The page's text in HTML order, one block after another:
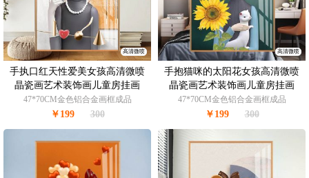
高清微喷
手执口红天性爱美女孩高清微喷
晶瓷画艺术装饰画儿童房挂画
47*70CM金色铝合金画框成品
￥199 300
高清微喷
手抱猫咪的太阳花女孩高清微喷
晶瓷画艺术装饰画儿童房挂画
47*70CM金色铝合金画框成品
￥199 300